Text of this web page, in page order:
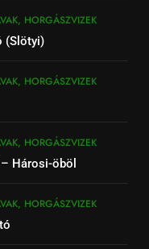
HORGÁSZVIZEK
(Slötyi)
HORGÁSZVIZEK
HORGÁSZVIZEK
Hárosi-öböl
HORGÁSZVIZEK